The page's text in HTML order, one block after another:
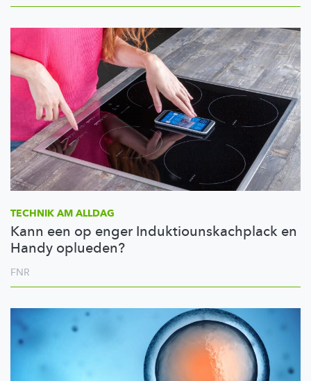
TECHNIK AM ALLDAG
Kann een op enger Induktiounskachplack en
Handy oplueden?
FNR